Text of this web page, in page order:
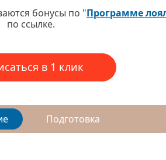
бонусы по "Программе
по ссылке.
в 1 клик
Подготовка